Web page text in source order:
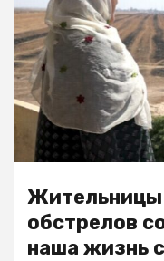
Жительницы
обстрелов
наша жизнь